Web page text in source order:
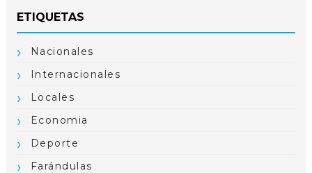
ETIQUETAS
Nacionales
Internacionales
Locales
Economia
Deporte
Farándulas